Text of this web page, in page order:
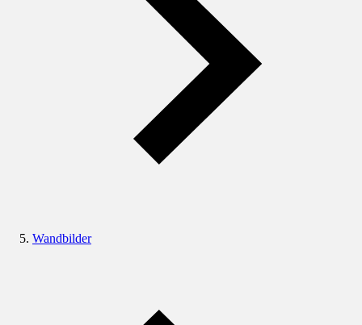
Wandbilder